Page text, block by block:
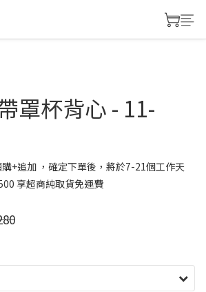
罩杯背心 - 11-
+追加 ，確定下單後，將於7-21個工作天
享超商純取貨免運費